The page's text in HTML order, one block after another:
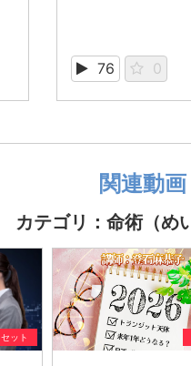
76 0
関連動画
カテゴリ：命術（め
セット